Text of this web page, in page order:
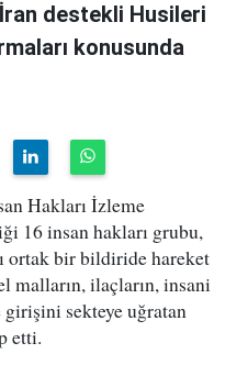
destekli Husileri
konusunda
Hakları İzleme
16 insan hakları grubu,
ortak bir bildiride hareket
malların, ilaçların, insani
sekteye uğratan
etti.